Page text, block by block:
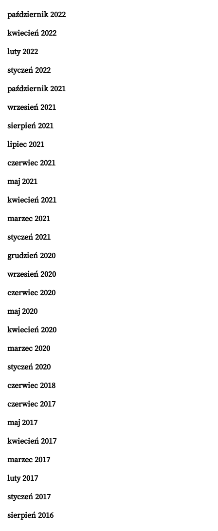
październik 2022
kwiecień 2022
luty 2022
styczeń 2022
październik 2021
wrzesień 2021
sierpień 2021
lipiec 2021
czerwiec 2021
maj 2021
kwiecień 2021
marzec 2021
styczeń 2021
grudzień 2020
wrzesień 2020
czerwiec 2020
maj 2020
kwiecień 2020
marzec 2020
styczeń 2020
czerwiec 2018
czerwiec 2017
maj 2017
kwiecień 2017
marzec 2017
luty 2017
styczeń 2017
sierpień 2016